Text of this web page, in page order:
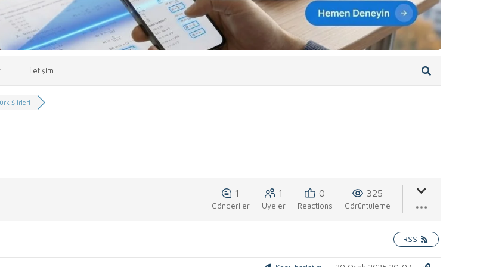
İletişim
Şiirleri
1
Gönderiler
1
Üyeler
0
Reactions
325
Görüntüleme
RSS